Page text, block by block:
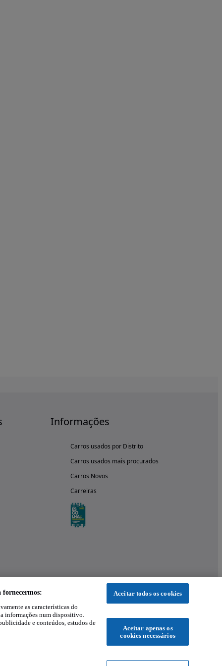
Informações
Carros usados por Distrito
Carros usados mais procurados
Carros Novos
Carreiras
fornecermos:
as características do
informações num dispositivo.
e conteúdos, estudos de
Aceitar todos os cookies
Aceitar apenas os
cookies necessários